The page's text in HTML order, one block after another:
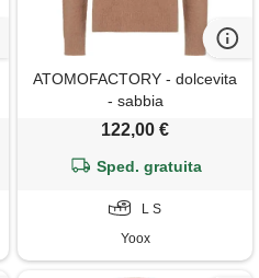
ATOMOFACTORY - dolcevita
- sabbia
122,00 €
Sped. gratuita
L S
Yoox